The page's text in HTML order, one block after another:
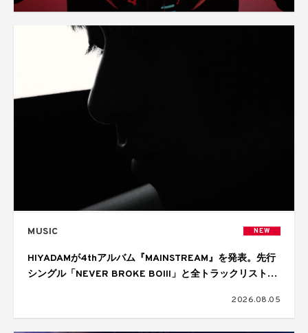
MUSIC NEW
HIYADAMが4thアルバム『MAINSTREAM』を発表。先行
シングル「NEVER BROKE BOIII」と全トラックリストを
2026.08.05